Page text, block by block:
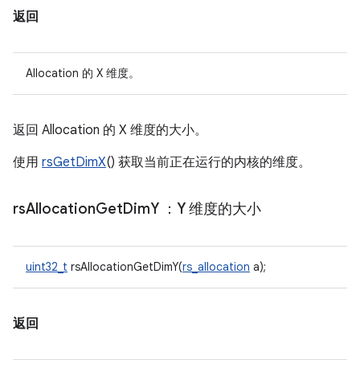
返回
Allocation 的 X 维度。
返回 Allocation 的 X 维度的大小。
使用 rsGetDimX() 获取当前正在运行的内核的维度。
rsAllocationGetDimY ：Y 维度的大小
uint32_t rsAllocationGetDimY(rs_allocation a);
返回